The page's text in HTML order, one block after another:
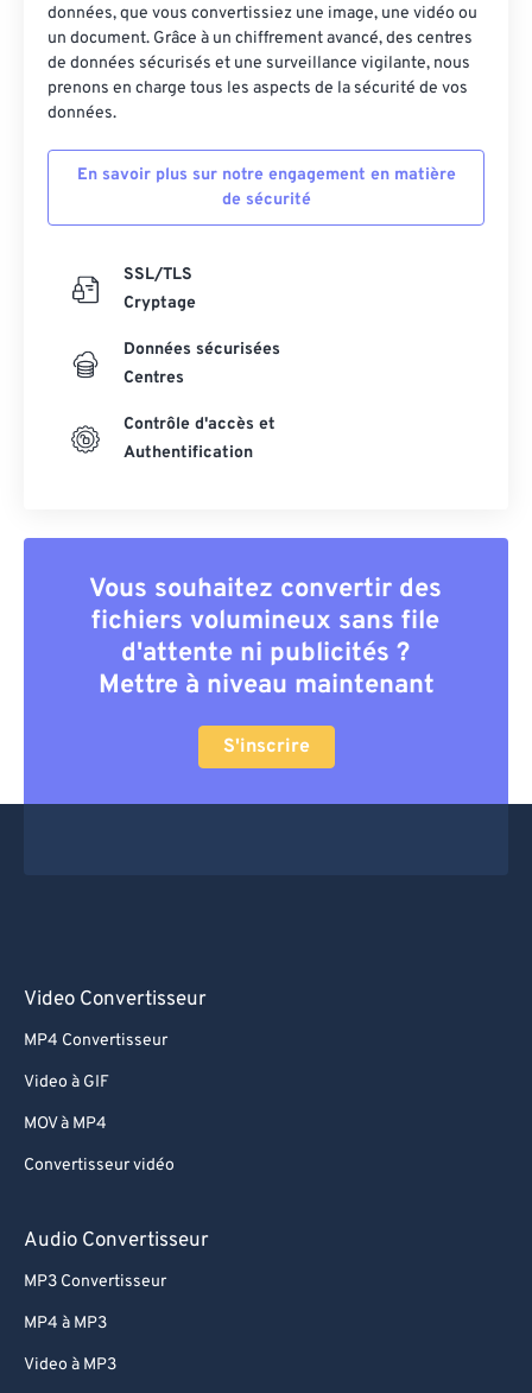
données, que vous convertissiez une image, une vidéo ou
un document. Grâce à un chiffrement avancé, des centres
de données sécurisés et une surveillance vigilante, nous
prenons en charge tous les aspects de la sécurité de vos
données.
En savoir plus sur notre engagement en matière
de sécurité
SSL/TLS
Cryptage
Données sécurisées
Centres
Contrôle d'accès et
Authentification
Vous souhaitez convertir des
fichiers volumineux sans file
d'attente ni publicités ?
Mettre à niveau maintenant
S'inscrire
Video Convertisseur
MP4 Convertisseur
Video à GIF
MOV à MP4
Convertisseur vidéo
Audio Convertisseur
MP3 Convertisseur
MP4 à MP3
Video à MP3